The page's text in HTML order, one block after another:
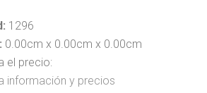
1296
0.00cm x 0.00cm x 0.00cm
el precio:
información y precios